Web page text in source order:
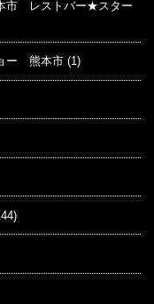
市 レストバー★スター
ー 熊本市 (1)